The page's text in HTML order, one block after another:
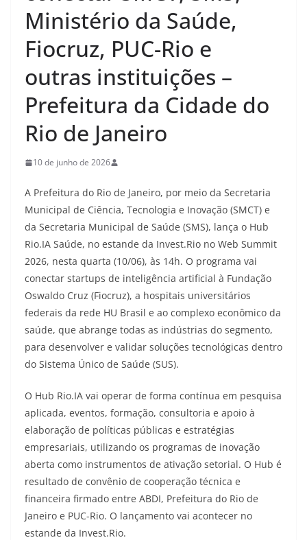
Ministério da Saúde,
Fiocruz, PUC-Rio e
outras instituições –
Prefeitura da Cidade do
Rio de Janeiro
10 de junho de 2026
A Prefeitura do Rio de Janeiro, por meio da Secretaria
Municipal de Ciência, Tecnologia e Inovação (SMCT) e
da Secretaria Municipal de Saúde (SMS), lança o Hub
Rio.IA Saúde, no estande da Invest.Rio no Web Summit
2026, nesta quarta (10/06), às 14h. O programa vai
conectar startups de inteligência artificial à Fundação
Oswaldo Cruz (Fiocruz), a hospitais universitários
federais da rede HU Brasil e ao complexo econômico da
saúde, que abrange todas as indústrias do segmento,
para desenvolver e validar soluções tecnológicas dentro
do Sistema Único de Saúde (SUS).
O Hub Rio.IA vai operar de forma contínua em pesquisa
aplicada, eventos, formação, consultoria e apoio à
elaboração de políticas públicas e estratégias
empresariais, utilizando os programas de inovação
aberta como instrumentos de ativação setorial. O Hub é
resultado de convênio de cooperação técnica e
financeira firmado entre ABDI, Prefeitura do Rio de
Janeiro e PUC-Rio. O lançamento vai acontecer no
estande da Invest.Rio.